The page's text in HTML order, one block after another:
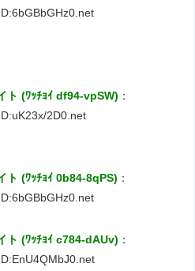
ト (ﾜｯﾁｮｲ df94-vpSW) ：
2D0.net
ト (ﾜｯﾁｮｲ 0b84-8qPS) ：
ト (ﾜｯﾁｮｲ c784-dAUv) ：